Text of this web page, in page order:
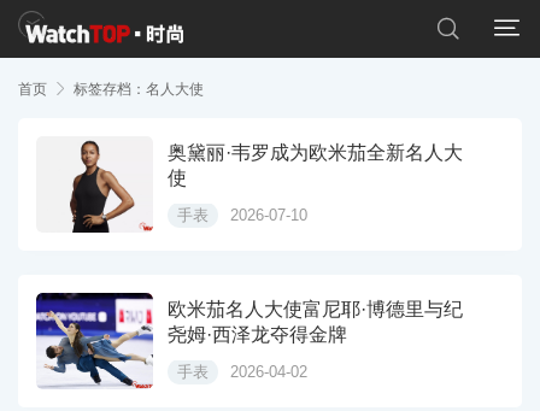


首页  标签存档：名人大使
奥黛丽·韦罗成为欧米茄全新名人大
使
手表 2026-07-10
欧米茄名人大使富尼耶·博德里与纪
尧姆·西泽龙夺得金牌
手表 2026-04-02